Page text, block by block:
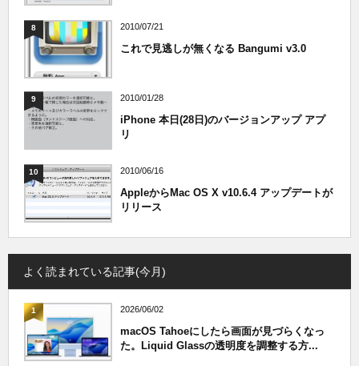
8 2010/07/21
これで見逃しが無くなる Bangumi v3.0
9 2010/01/28
iPhone 本日(28日)のバージョンアップ アプ
リ
10 2010/06/16
AppleからMac OS X v10.6.4 アップデートが
リリース
よく読まれている記事(今月)
1 2026/06/02
macOS Tahoeにしたら画面が見づらくなっ
た。Liquid Glassの透明度を調整する方...